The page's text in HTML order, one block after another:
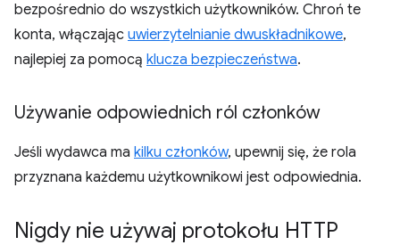
bezpośrednio do wszystkich użytkowników. Chroń te
konta, włączając uwierzytelnianie dwuskładnikowe,
najlepiej za pomocą klucza bezpieczeństwa.
Używanie odpowiednich ról członków
Jeśli wydawca ma kilku członków, upewnij się, że rola
przyznana każdemu użytkownikowi jest odpowiednia.
Nigdy nie używaj protokołu HTTP